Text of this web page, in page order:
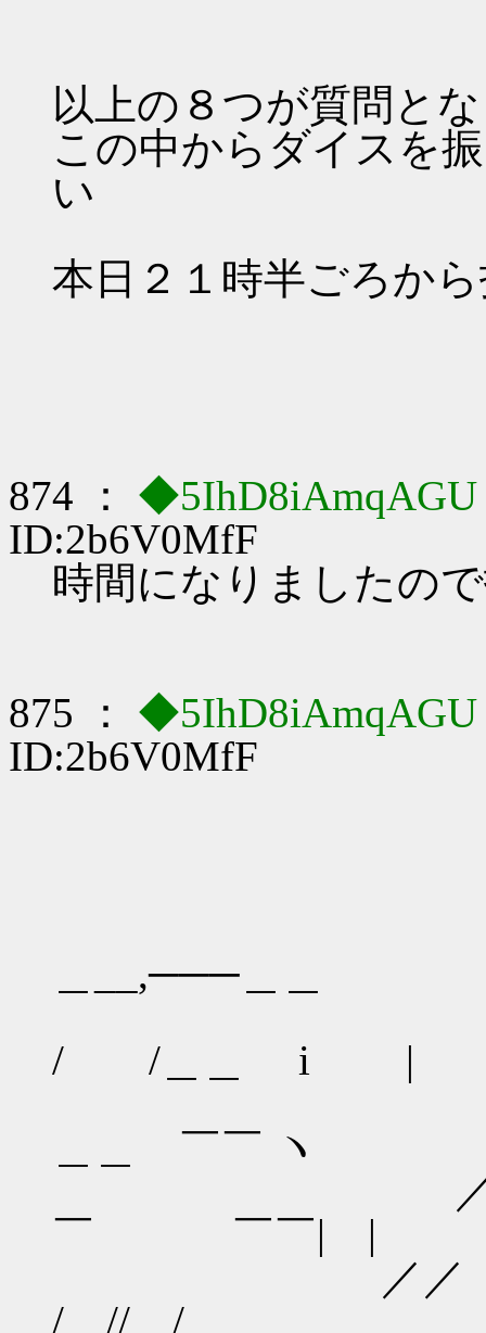
以上の８つが質問と
この中からダイスを
い
本日２１時半ごろか
874 ：
ID:2b6V0MfF
時間になりましたの
875 ：
ID:2b6V0MfF
＿__,───＿＿
/ /＿＿ i |
＿＿ ￣￣ ヽ
／／￣
￣ ￣￣| |
/ // /